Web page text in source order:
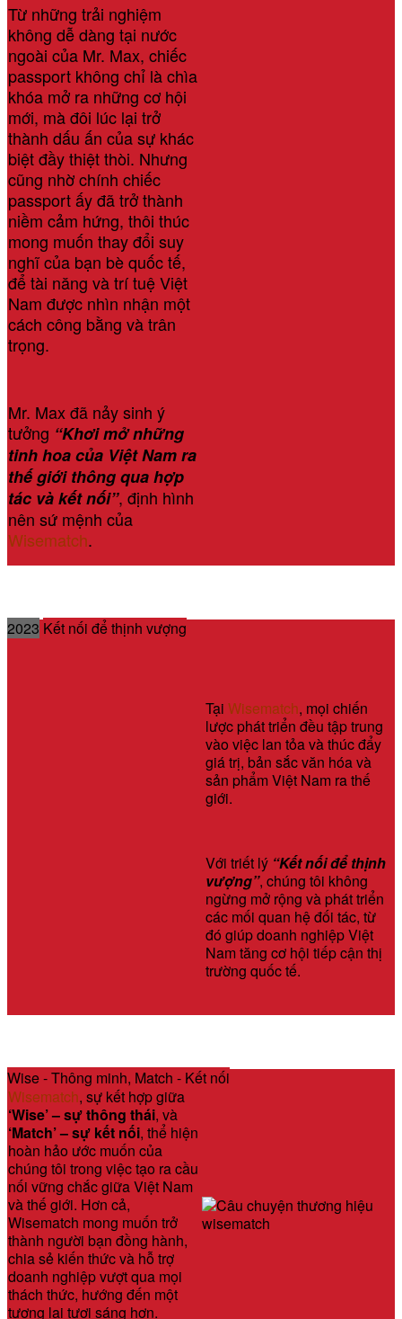
Từ những trải nghiệm
không dễ dàng tại nước
ngoài của Mr. Max, chiếc
passport không chỉ là chìa
khóa mở ra những cơ hội
mới, mà đôi lúc lại trở
thành dấu ấn của sự khác
biệt đầy thiệt thòi. Nhưng
cũng nhờ chính chiếc
passport ấy đã trở thành
niềm cảm hứng, thôi thúc
mong muốn thay đổi suy
nghĩ của bạn bè quốc tế,
để tài năng và trí tuệ Việt
Nam được nhìn nhận một
cách công bằng và trân
trọng.
Mr. Max đã nảy sinh ý
tưởng “Khơi mở những
tinh hoa của Việt Nam ra
thế giới thông qua hợp
tác và kết nối”, định hình
nên sứ mệnh của
Wisematch.
2023 Kết nối để thịnh vượng
Tại Wisematch, mọi chiến
lược phát triển đều tập trung
vào việc lan tỏa và thúc đẩy
giá trị, bản sắc văn hóa và
sản phẩm Việt Nam ra thế
giới.
Với triết lý “Kết nối để thịnh
vượng”, chúng tôi không
ngừng mở rộng và phát triển
các mối quan hệ đối tác, từ
đó giúp doanh nghiệp Việt
Nam tăng cơ hội tiếp cận thị
trường quốc tế.
Wise - Thông minh, Match - Kết nối
Wisematch, sự kết hợp giữa
‘Wise’ – sự thông thái, và
‘Match’ – sự kết nối, thể hiện
hoàn hảo ước muốn của
chúng tôi trong việc tạo ra cầu
nối vững chắc giữa Việt Nam
và thế giới. Hơn cả,
Wisematch mong muốn trở
thành người bạn đồng hành,
chia sẻ kiến thức và hỗ trợ
doanh nghiệp vượt qua mọi
thách thức, hướng đến một
tương lai tươi sáng hơn.